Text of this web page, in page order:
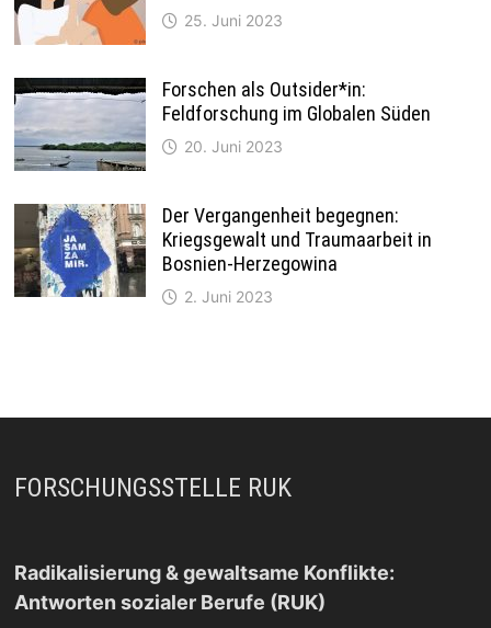
25. Juni 2023
Forschen als Outsider*in:
Feldforschung im Globalen Süden
20. Juni 2023
Der Vergangenheit begegnen:
Kriegsgewalt und Traumaarbeit in
Bosnien-Herzegowina
2. Juni 2023
FORSCHUNGSSTELLE RUK
Radikalisierung & gewaltsame Konflikte:
Antworten sozialer Berufe (RUK)